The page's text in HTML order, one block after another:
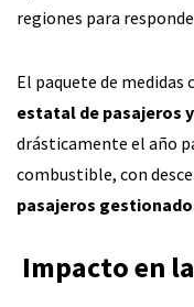
regiones para
El paquete de medidas
estatal de pasajeros
drásticamente el año
combustible, con
pasajeros
Impacto en